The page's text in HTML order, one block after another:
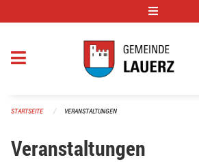
STARTSEITE VERANSTALTUNGEN
Veranstaltungen